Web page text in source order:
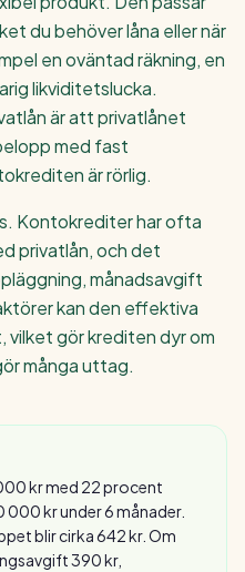
du behöver låna eller när
en oväntad räkning, en
likviditetslucka.
är att privatlånet
med fast
är rörlig.
Kontokrediter har ofta
privatlån, och det
månadsavgift
kan den effektiva
vilket gör krediten dyr om
många uttag.
kr med 22 procent
kr under 6 månader.
blir cirka 642 kr. Om
390 kr,